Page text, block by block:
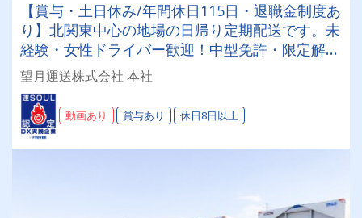
【賞与・土日休み/年間休日115日・退職金制度あ
り】北関東中心の地場の日帰り定期配送です。未
経験・女性ドライバー歓迎！中型免許・限定解除
講習支援制度あり！トレーニングルーム完備◎
望月運送株式会社 本社
動画あり 賞与あり 休日8日以上